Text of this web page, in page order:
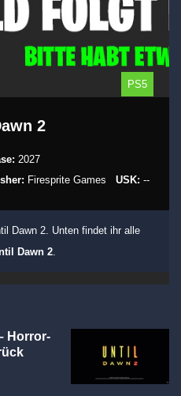
PS5
2
2027
Firesprite Games USK: --
Dawn 2. Unten findet ihr alle
Dawn 2.
Horror-